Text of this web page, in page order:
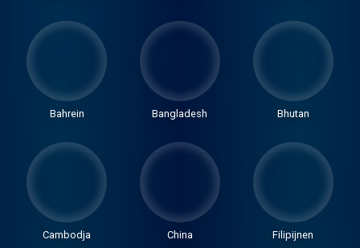
Bahrein Bangladesh Bhutan
Cambodja China Filipijnen